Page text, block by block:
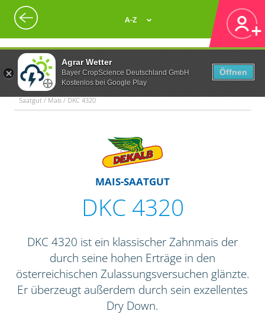
Agrar Wetter
Bayer CropScience Deutschland GmbH
Kostenlos bei Google Play
Öffnen
A-Z
Saatgut / Mais / DKC 4320
MAIS-SAATGUT
DKC 4320
DKC 4320 ist ein klassischer Zahnmais der
durch seine hohen Erträge in den
österreichischen Zulassungsversuchen glänzte.
Er überzeugt außerdem durch sein exzellentes
Dry Down.